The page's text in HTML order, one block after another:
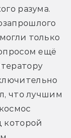
разума.
только
ещё
что лучшим
которой